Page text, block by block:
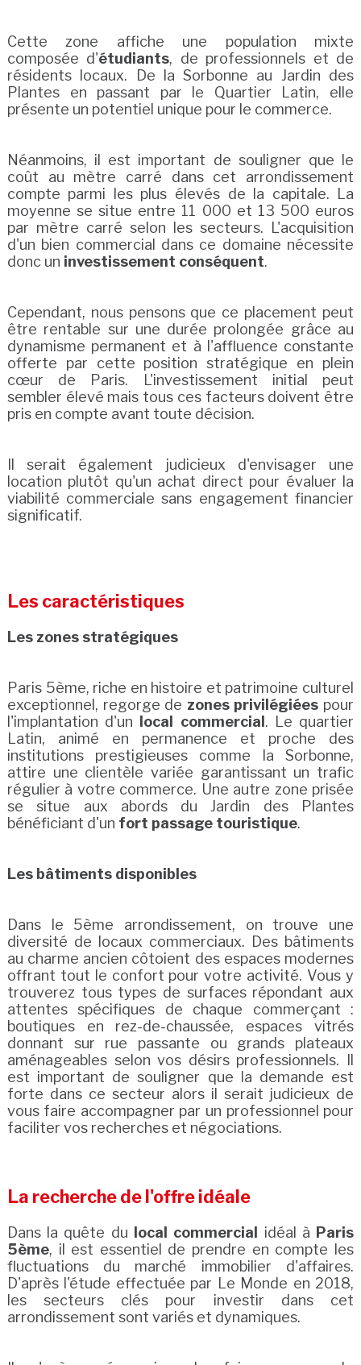
Cette zone affiche une population mixte
composée d'étudiants, de professionnels et de
résidents locaux. De la Sorbonne au Jardin des
Plantes en passant par le Quartier Latin, elle
présente un potentiel unique pour le commerce.
Néanmoins, il est important de souligner que le
coût au mètre carré dans cet arrondissement
compte parmi les plus élevés de la capitale. La
moyenne se situe entre 11 000 et 13 500 euros
par mètre carré selon les secteurs. L'acquisition
d'un bien commercial dans ce domaine nécessite
donc un investissement conséquent.
Cependant, nous pensons que ce placement peut
être rentable sur une durée prolongée grâce au
dynamisme permanent et à l'affluence constante
offerte par cette position stratégique en plein
cœur de Paris. L'investissement initial peut
sembler élevé mais tous ces facteurs doivent être
pris en compte avant toute décision.
Il serait également judicieux d'envisager une
location plutôt qu'un achat direct pour évaluer la
viabilité commerciale sans engagement financier
significatif.
Les caractéristiques
Les zones stratégiques
Paris 5ème, riche en histoire et patrimoine culturel
exceptionnel, regorge de zones privilégiées pour
l'implantation d'un
local commercial . Le quartier
Latin, animé en permanence et proche des
institutions prestigieuses comme la Sorbonne,
attire une clientèle variée garantissant un trafic
régulier à votre commerce. Une autre zone prisée
se situe aux abords du Jardin des Plantes
bénéficiant d'un fort passage touristique.
Les bâtiments disponibles
Dans le 5ème arrondissement, on trouve une
diversité de locaux commerciaux. Des bâtiments
au charme ancien côtoient des espaces modernes
offrant tout le confort pour votre activité. Vous y
trouverez tous types de surfaces répondant aux
attentes spécifiques de chaque commerçant :
boutiques en rez-de-chaussée, espaces vitrés
donnant sur rue passante ou grands plateaux
aménageables selon vos désirs professionnels. Il
est important de souligner que la demande est
forte dans ce secteur alors il serait judicieux de
vous faire accompagner par un professionnel pour
faciliter vos recherches et négociations.
La recherche de l'offre idéale
Dans la quête du local commercial idéal à Paris
5ème, il est essentiel de prendre en compte les
fluctuations du marché immobilier d'affaires.
D'après l'étude effectuée par Le Monde en 2018,
les secteurs clés pour investir dans cet
arrondissement sont variés et dynamiques.